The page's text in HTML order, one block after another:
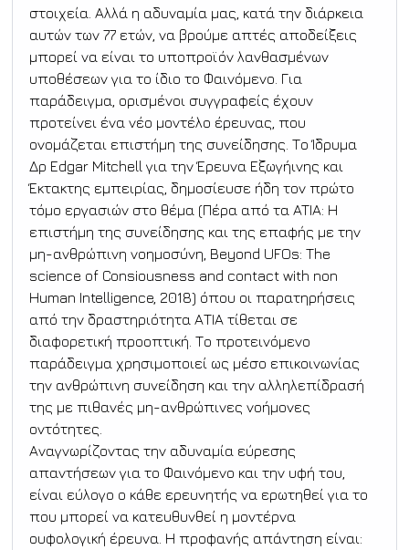
στοιχεία. Αλλά η αδυναμία μας, κατά την διάρκεια
αυτών των 77 ετών, να βρούμε απτές αποδείξεις
μπορεί να είναι το υποπροϊόν λανθασμένων
υποθέσεων για το ίδιο το Φαινόμενο. Για
παράδειγμα, ορισμένοι συγγραφείς έχουν
προτείνει ένα νέο μοντέλο έρευνας, που
ονομάζεται επιστήμη της συνείδησης. Το Ίδρυμα
Δρ Edgar Mitchell για την Έρευνα Εξωγήινης και
Έκτακτης εμπειρίας, δημοσίευσε ήδη τον πρώτο
τόμο εργασιών στο θέμα (Πέρα από τα ATIA: Η
επιστήμη της συνείδησης και της επαφής με την
μη-ανθρώπινη νοημοσύνη, Beyond UFOs: The
science of Consiousness and contact with non
Human Intelligence, 2018) όπου οι παρατηρήσεις
από την δραστηριότητα ΑΤΙΑ τίθεται σε
διαφορετική προοπτική. Το προτεινόμενο
παράδειγμα χρησιμοποιεί ως μέσο επικοινωνίας
την ανθρώπινη συνείδηση και την αλληλεπίδρασή
της με πιθανές μη-ανθρώπινες νοήμονες
οντότητες.
Αναγνωρίζοντας την αδυναμία εύρεσης
απαντήσεων για το Φαινόμενο και την υφή του,
είναι εύλογο ο κάθε ερευνητής να ερωτηθεί για το
που μπορεί να κατευθυνθεί η μοντέρνα
ουφολογική έρευνα. Η προφανής απάντηση είναι: